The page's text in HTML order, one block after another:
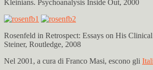
Kleinians. Psychoanalysis Inside Out, 2000
Rosenfeld in Retrospect: Essays on His
Steiner, Routledge, 2008
Nel 2001, a cura di Franco Masi, escono gli